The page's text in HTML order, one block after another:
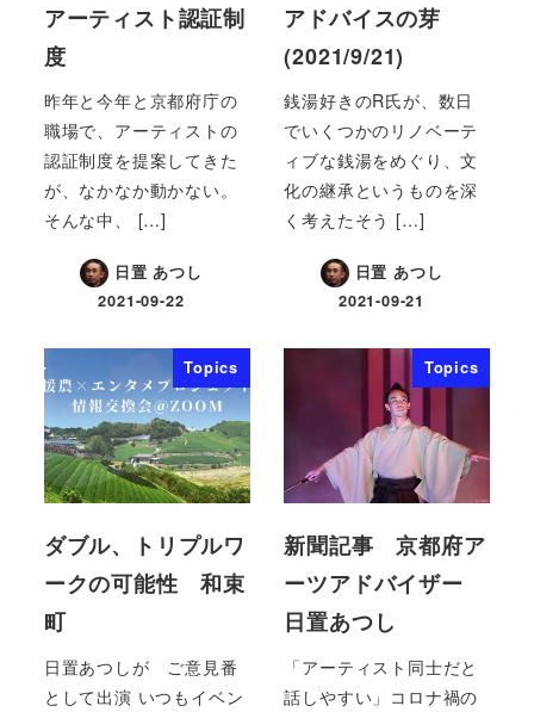
アーティスト認証制
度
昨年と今年と京都府庁の
職場で、アーティストの
認証制度を提案してきた
が、なかなか動かない。
そんな中、 […]
日置 あつし
2021-09-22
アドバイスの芽
(2021/9/21)
銭湯好きのR氏が、数日
でいくつかのリノベーテ
ィブな銭湯をめぐり、文
化の継承というものを深
く考えたそう […]
日置 あつし
2021-09-21
Topics
ダブル、トリプルワ
ークの可能性 和束
町
日置あつしが ご意見番
として出演 いつもイベン
Topics
新聞記事 京都府ア
ーツアドバイザー
日置あつし
「アーティスト同士だと
話しやすい」コロナ禍の